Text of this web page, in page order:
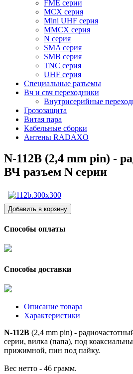
FME серии
MCX серия
Mini UHF серия
MMCX серия
N серия
SMA серия
SMB серия
TNC серия
UHF серия
Специальные разъемы
Вч и свч переходники
Внутрисерийные
Грозозащита
Витая пара
Кабельные сборки
Антены RADAXO
N-112B (2,4 mm pin) -
ВЧ разъем N серии
Способы оплаты
Способы доставки
Описание товара
Характеристики
N-112B (2,4 mm pin) -
серии, вилка (папа), под
прижимной, пин под пайку.
Вес нетто - 46 грамм.